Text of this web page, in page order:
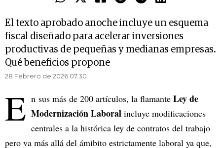
El texto aprobado anoche incluye un esquema
fiscal diseñado para acelerar inversiones
productivas de pequeñas y medianas empresas.
Qué beneficios propone
28 Febrero de 2026 07.30
E n sus más de 200 artículos, la flamante Ley de
Modernización Laboral incluye modificaciones
centrales a la histórica ley de contratos del trabajo
pero va más allá del ámibito estrictamente laboral ya que,